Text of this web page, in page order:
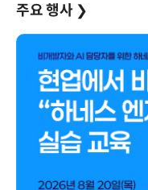
주요 행사 ❯